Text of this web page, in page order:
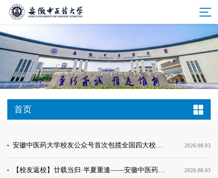
首页
安徽中医药大学校友公众号首次包揽全国四大校友会公众号榜单 2026.08.03
【校友返校】廿载当归·半夏重逢——安徽中医药大学2006届中西医临床医学3班校友毕业20周年返校 2026.08.03